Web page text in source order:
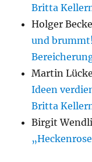
Britta
Holger
und
Martin Lücke
Ideen
Britta
Birgit